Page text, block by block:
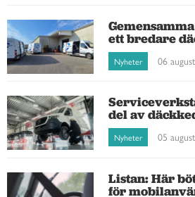
ett bredare
Nyheter 06
del av
Nyheter 05
Listan: Här
för